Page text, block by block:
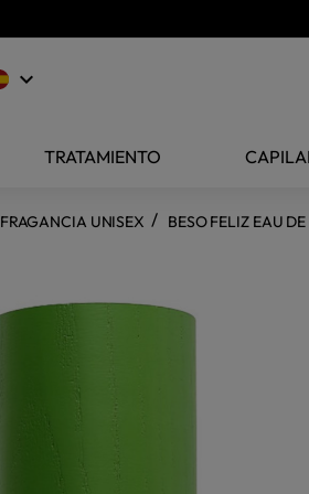
keyboard_arrow_down
TRATAMIENTO
FRAGANCIA UNISEX BESO FELIZ EAU